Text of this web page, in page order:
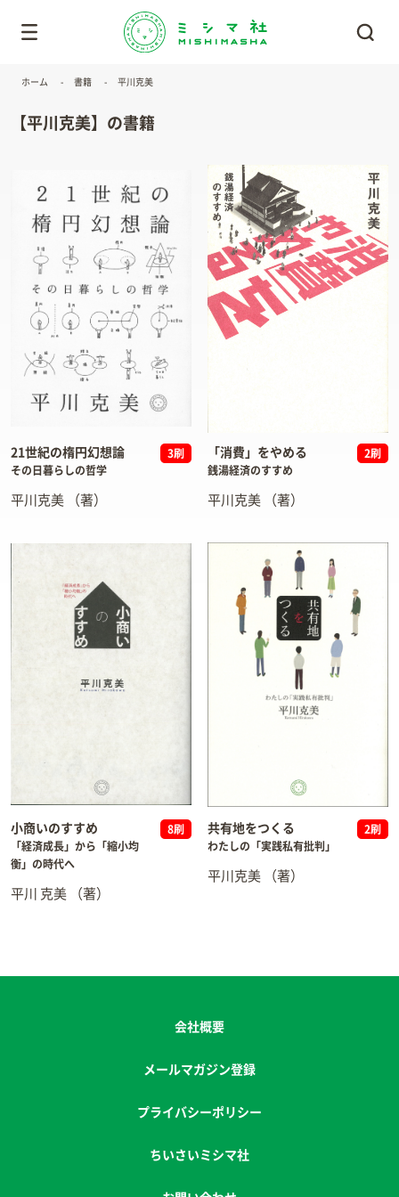
ホーム 書籍 平川克美
【平川克美】の書籍
21世紀の楕円幻想論
その日暮らしの哲学
3刷
平川克美 （著）
「消費」をやめる
銭湯経済のすすめ
2刷
平川克美 （著）
小商いのすすめ
「経済成長」から「縮小均
衡」の時代へ
8刷
平川 克美 （著）
共有地をつくる
わたしの「実践私有批判」
2刷
平川克美 （著）
会社概要
メールマガジン登録
プライバシーポリシー
ちいさいミシマ社